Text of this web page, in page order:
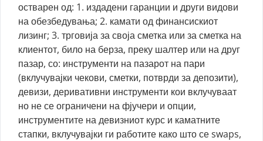
остварен од: 1. издадени гаранции и други видови
на обезбедувања; 2. камати од финансискиот
лизинг; 3. трговија за своја сметка или за сметка на
клиентот, било на берза, преку шалтер или на друг
пазар, со: инструменти на пазарот на пари
(вклучувајки чекови, сметки, потврди за депозити),
девизи, деривативни инструменти кои вклучуваат
но не се ограничени на фјучери и опции,
инструментите на девизниот курс и каматните
стапки, вклучувајки ги работите како што се swaps,